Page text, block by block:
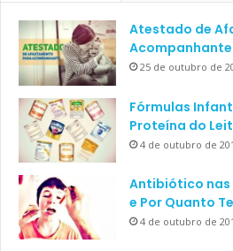
Atestado de
Acompanhante
25 de outubro de
Fórmulas
Proteína do
4 de outubro de
Antibiótico nas
e Por Quanto
4 de outubro de